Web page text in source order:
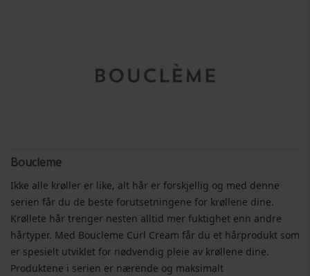
Boucleme
Ikke alle krøller er like, alt hår er forskjellig og med denne
serien får du de beste forutsetningene for krøllene dine.
Krøllete hår trenger nesten alltid mer fuktighet enn andre
hårtyper. Med Boucleme Curl Cream får du et hårprodukt som
er spesielt utviklet for nødvendig pleie av krøllene dine.
Produktene i serien er nærende og maksimalt